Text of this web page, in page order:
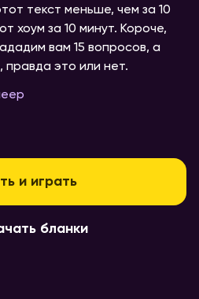
текст меньше, чем за 10
хоум за 10 минут. Короче,
вам 15 вопросов, а
правда это или нет.
и играть
бланки